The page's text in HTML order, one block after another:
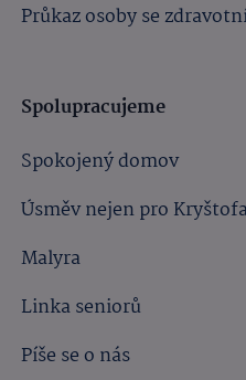
Průkaz osoby se
Spolupracujeme
Spokojený domov
Úsměv nejen pro
Malyra
Linka seniorů
Píše se o nás